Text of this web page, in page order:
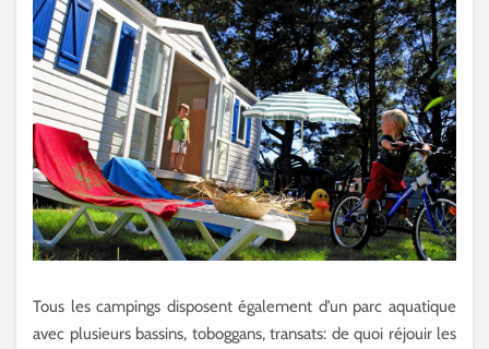
Tous les campings disposent également d’un parc aquatique
avec plusieurs bassins, toboggans, transats: de quoi réjouir les